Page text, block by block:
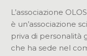
L’associazione OLOS
è un’associazione
priva di personalità
che ha sede nel